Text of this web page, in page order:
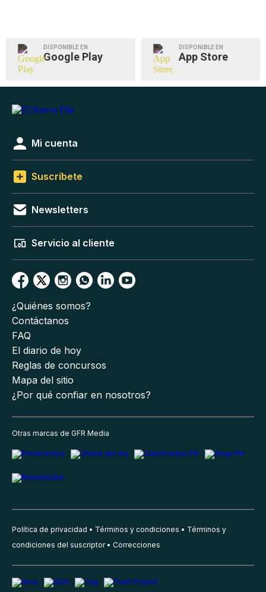
DISPONIBLE EN
Google Play
DISPONIBLE EN
App Store
Mi cuenta
Suscríbete
Newsletters
Servicio al cliente
¿Quiénes somos?
Contáctanos
FAQ
El diario de hoy
Reglas de concursos
Mapa del sitio
¿Por qué confiar en nosotros?
Otras marcas de GFR Media
Política de privacidad Términos y condiciones
Términos y
condiciones del suscriptor
Correcciones